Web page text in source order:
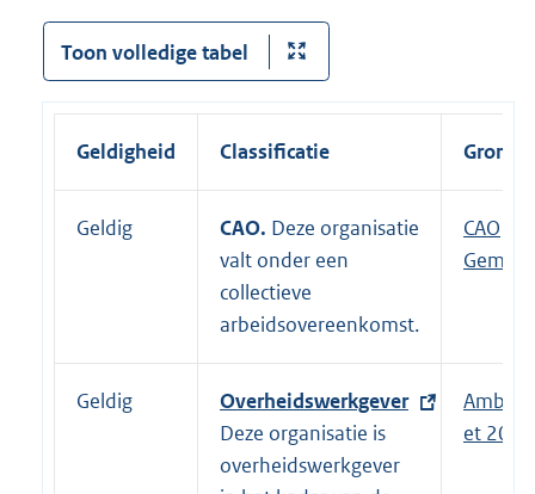
Toon volledige tabel
Geldigheid Classificatie
Geldig CAO. Deze organisatie
valt onder een
collectieve
arbeidsovereenkomst.
E
x
r
n
CAO
Geldig
E
x
t
Overheidswerkgever
Deze organisatie is
overheidswerkgever
et 2017